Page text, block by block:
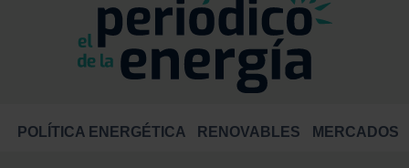
POLÍTICA ENERGÉTICA RENOVABLES MERCADOS